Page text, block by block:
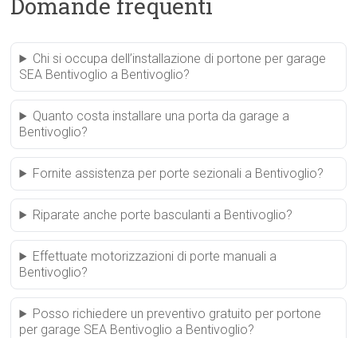
Domande frequenti
Chi si occupa dell’installazione di portone per garage
SEA Bentivoglio a Bentivoglio?
Quanto costa installare una porta da garage a
Bentivoglio?
Fornite assistenza per porte sezionali a Bentivoglio?
Riparate anche porte basculanti a Bentivoglio?
Effettuate motorizzazioni di porte manuali a
Bentivoglio?
Posso richiedere un preventivo gratuito per portone
per garage SEA Bentivoglio a Bentivoglio?